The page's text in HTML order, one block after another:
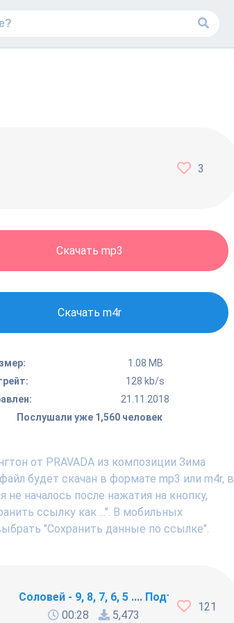
3
Скачать mp3
Скачать m4r
1.08 MB
128 kb/s
21.11.2018
Послушали уже 1,560 человек
от PRAVADA из композиции Зима
будет скачан в формате mp3 или m4r, в
началось после нажатия на кнопку,
ссылку как ...". В мобильных
"Сохранить данные по ссылке".
Соловей - 9, 8, 7, 6, 5 .... Подъём !!!
00:28
5,473
121